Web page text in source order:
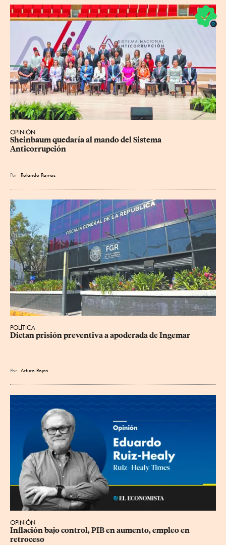
OPINIÓN
Sheinbaum quedaría al mando del Sistema
Anticorrupción
Por Rolando Ramos
POLÍTICA
Dictan prisión preventiva a apoderada de Ingemar
Por Arturo Rojas
OPINIÓN
Inflación bajo control, PIB en aumento, empleo en
retroceso